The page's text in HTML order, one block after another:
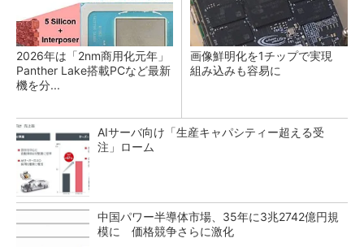
2026年は「2nm商用化元年」
Panther Lake搭載PCなど最新
機を分...
画像鮮明化を1チップで実現
組み込みも容易に
AIサーバ向け「生産キャパシティー超える受
注」ローム
中国パワー半導体市場、35年に3兆2742億円規
模に 価格競争さらに激化